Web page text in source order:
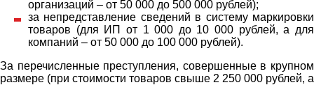
организаций – от 50 000 до 500 000 рублей);
за непредставление сведений в систему маркировки
товаров (для ИП от 1 000 до 10 000 рублей, а для
компаний – от 50 000 до 100 000 рублей).
За перечисленные преступления, совершенные в крупном
размере (при стоимости товаров свыше 2 250 000 рублей, а